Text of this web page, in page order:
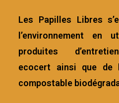
Les Papilles Libres
l’environnement en
produites
ecocert ainsi que de
compostable